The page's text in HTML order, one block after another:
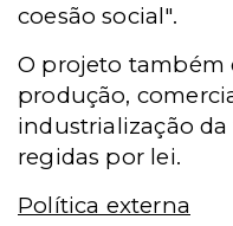
coesão social".
O projeto também
produção,
industrialização da
regidas por lei.
Política externa